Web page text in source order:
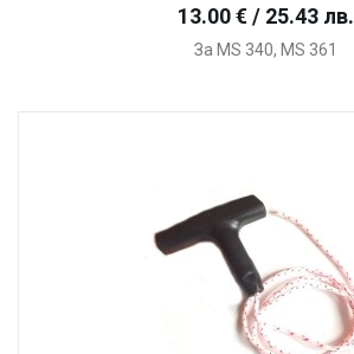
13.00 € / 25.43 лв.
За MS 340, MS 361